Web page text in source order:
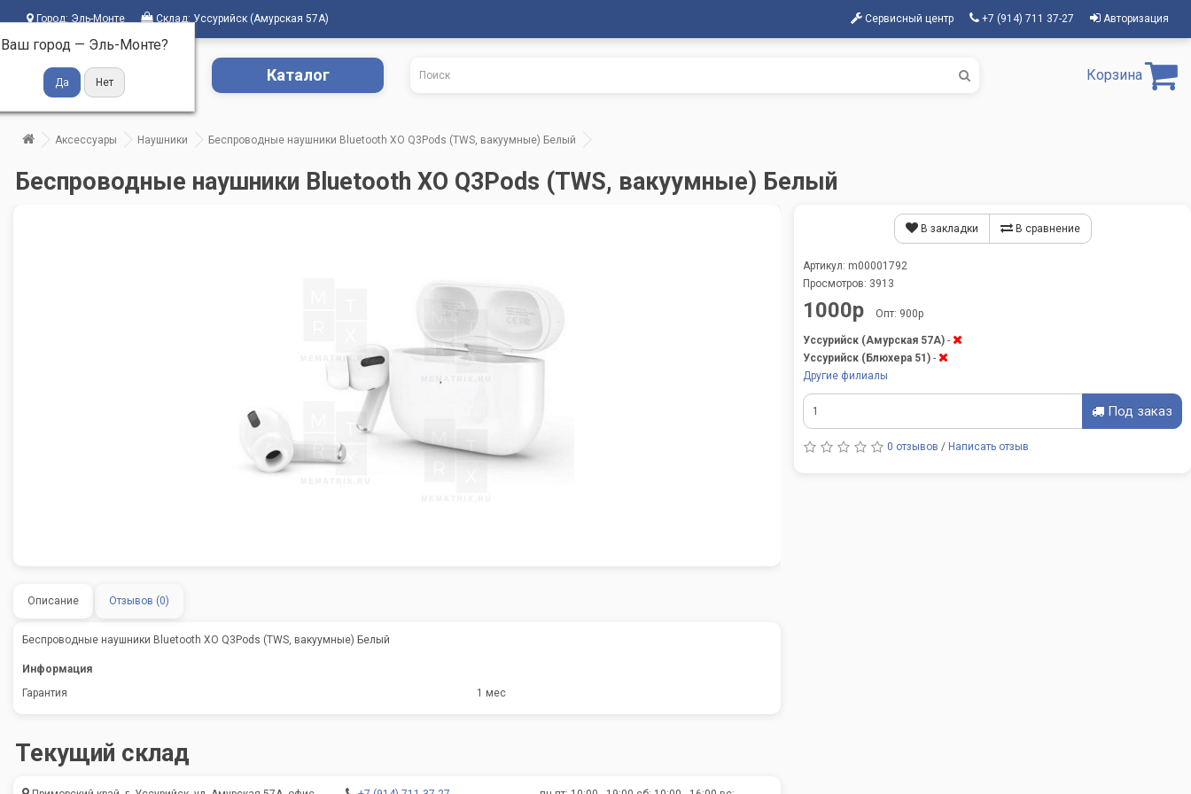
Город: Эль-Монте
Ваш город — Эль-Монте?
Склад: Уссурийск (Амурская 57А) Сервисный центр +7 (914) 711 37-27 Авторизация
Каталог Корзина
Аксессуары Наушники Беспроводные наушники Bluetooth XO Q3Pods (TWS, вакуумные) Белый
Беспроводные наушники Bluetooth XO Q3Pods (TWS, вакуумные) Белый
Описание Отзывов (0)
Беспроводные наушники Bluetooth XO Q3Pods (TWS, вакуумные) Белый
Информация
Гарантия
1 мес
Текущий склад
В закладки В сравнение
Артикул: m00001792
Просмотров: 3913
1000р Опт: 900р
Уссурийск (Амурская 57А) -
Уссурийск (Блюхера 51) -
Другие филиалы
Под заказ
0 отзывов / Написать отзыв